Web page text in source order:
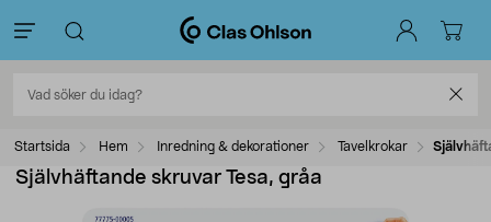
Startsida Hem Inredning & dekorationer Tavelkrokar
Självhäftande skruvar Tesa, gråa